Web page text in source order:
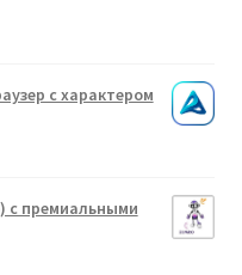
с характером
с премиальными